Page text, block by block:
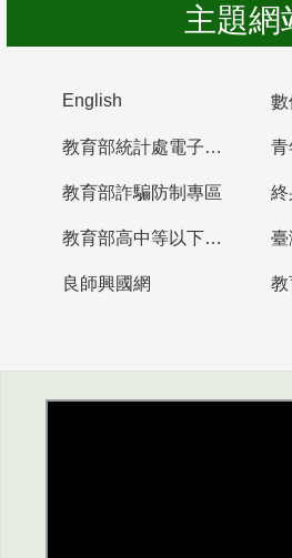
主題網
English 數
教育部統計處電子書櫃
教育部詐騙防制專區 終
教育部高中等以下學校及幼兒園教師資格檢定考試
良師興國網
教